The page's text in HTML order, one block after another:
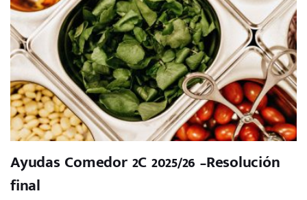
Ayudas Comedor 2C 2025/26 –Resolución
final